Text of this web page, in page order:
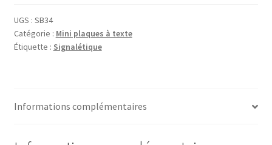
de
Bains
UGS : SB34
Catégorie : Mini plaques à texte
Étiquette : Signalétique
Informations complémentaires